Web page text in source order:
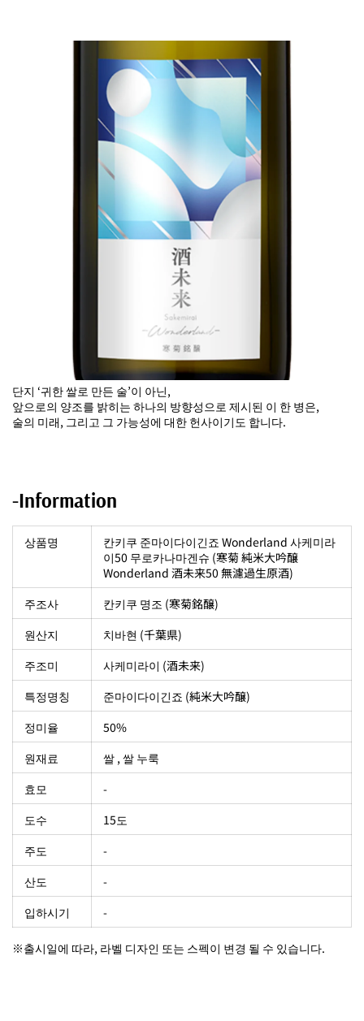
단지 ‘귀한 쌀로 만든 술’이 아닌,
앞으로의 양조를 밝히는 하나의 방향성으로 제시된 이 한 병은,
술의 미래, 그리고 그 가능성에 대한 헌사이기도 합니다.
-Information
상품명
칸키쿠 준마이다이긴죠 Wonderland 사케미라
이50 무로카나마겐슈 (寒菊 純米大吟醸
Wonderland 酒未来50 無濾過生原酒)
주조사
칸키쿠 명조 (寒菊銘醸)
원산지
치바현 (千葉県)
주조미
사케미라이 (酒未来)
특정명칭
준마이다이긴죠 (純米大吟醸)
정미율
50%
원재료
쌀 , 쌀 누룩
효모
-
도수
15도
주도
-
산도
-
입하시기
-
※출시일에 따라, 라벨 디자인 또는 스펙이 변경 될 수 있습니다.